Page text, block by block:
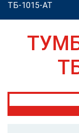
ТБ-1015-АТ